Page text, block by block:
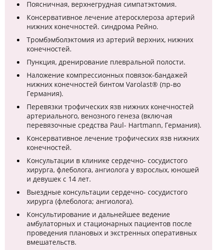
Поясничная, верхнегрудная симпатэктомия.
Консервативное лечение атеросклероза артерий
нижних конечностей. синдрома Рейно.
Тромбэмболэктомия из артерий верхних, нижних
конечностей.
Пункция, дренирование плевральной полости.
Наложение компрессионных повязок-бандажей
нижних конечностей бинтом Varolast® (пр-во
Германия).
Перевязки трофических язв нижних конечностей
артериального, венозного генеза (включая
перевязочные средства Paul- Hartmann, Германия).
Консервативное лечение трофических язв нижних
конечностей.
Консультации в клинике сердечно- сосудистого
хирурга, флеболога, ангиолога у взрослых, юношей
и девушек с 14 лет.
Выездные консультации сердечно- сосудистого
хирурга (флеболога; ангиолога).
Консультирование и дальнейшее ведение
амбулаторных и стационарных пациентов после
проведения плановых и экстренных оперативных
вмешательств.